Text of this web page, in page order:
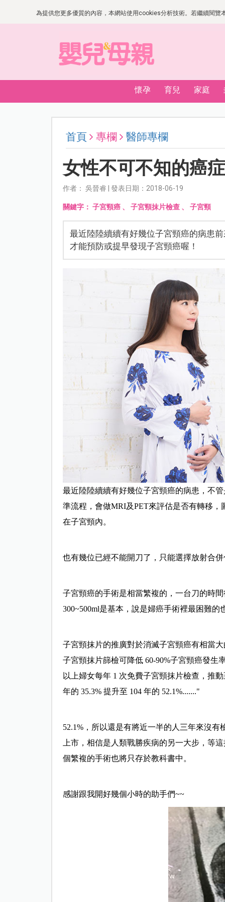
為提供您更多優質的內容，本網站使用cookies分析技術。若繼續閱
懷孕 育兒 家庭
首頁 專欄 醫師專欄
女性不可不知的癌
作者： 吳晉睿 | 發表日期：2018-06-19
關鍵字： 子宮頸癌、 子宮頸抹片檢查、 子宮頸
最近陸陸續續有好幾位子宮頸癌的病患
才能預防或提早發現子宮頸癌喔！
最近陸陸續續有好幾位子宮頸癌的病患，不
準流程，會做MRI及PET來評估是否有轉移
在子宮頸內。
也有幾位已經不能開刀了，只能選擇放射合
子宮頸癌的手術是相當繁複的，一台刀的時
300~500ml是基本，說是婦癌手術裡最困難的
子宮頸抹片的推廣對於消滅子宮頸癌有相當
子宮頸抹片篩檢可降低 60-90%子宮頸癌發生
以上婦女每年 1 次免費子宮頸抹片檢查，推
年的 35.3% 提升至 104 年的 52.1%......."
52.1%，所以還是有將近一半的人三年來沒
上市，相信是人類戰勝疾病的另一大步，等
個繁複的手術也將只存於教科書中。
感謝跟我開好幾個小時的助手們~~